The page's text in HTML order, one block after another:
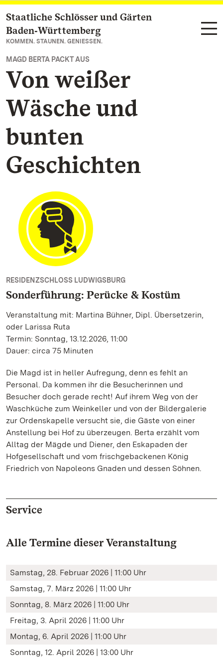
Zum Hauptinhalt springen
Staatliche Schlösser und Gärten
Baden‑Württemberg
KOMMEN. STAUNEN. GENIESSEN.
MAGD BERTA PACKT AUS
Von weißer
Wäsche und
bunten
Geschichten
RESIDENZSCHLOSS LUDWIGSBURG
Sonderführung: Perücke & Kostüm
Veranstaltung mit: Martina Bühner, Dipl. Übersetzerin,
oder Larissa Ruta
Termin: Sonntag, 13.12.2026, 11:00
Dauer: circa 75 Minuten
Die Magd ist in heller Aufregung, denn es fehlt an
Personal. Da kommen ihr die Besucherinnen und
Besucher doch gerade recht! Auf ihrem Weg von der
Waschküche zum Weinkeller und von der Bildergalerie
zur Ordenskapelle versucht sie, die Gäste von einer
Anstellung bei Hof zu überzeugen. Berta erzählt vom
Alltag der Mägde und Diener, den Eskapaden der
Hofgesellschaft und vom frischgebackenen König
Friedrich von Napoleons Gnaden und dessen Söhnen.
Service
Alle Termine dieser Veranstaltung
Samstag, 28. Februar 2026 | 11:00 Uhr
Samstag, 7. März 2026 | 11:00 Uhr
Sonntag, 8. März 2026 | 11:00 Uhr
Freitag, 3. April 2026 | 11:00 Uhr
Montag, 6. April 2026 | 11:00 Uhr
Sonntag, 12. April 2026 | 13:00 Uhr